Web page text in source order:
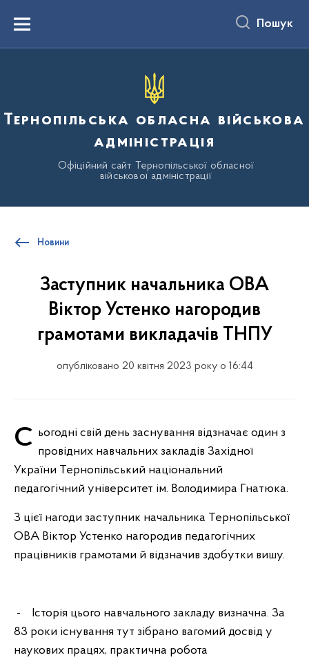
вмістуMenu Пошук
Тернопільська обласна військова
адміністрація
Офіційний сайт Тернопільської обласної
військової адміністрації
Новини
Заступник начальника ОВА
Віктор Устенко нагородив
грамотами викладачів ТНПУ
опубліковано 20 квітня 2023 року о 16:44
Сьогодні свій день заснування відзначає один з провідних навчальних закладів Західної
України Тернопільський національний
педагогічний університет ім. Володимира Гнатюка.
З цієї нагоди заступник начальника Тернопільської
ОВА Віктор Устенко нагородив педагогічних
працівників грамотами й відзначив здобутки вишу.
- Історія цього навчального закладу визначна. За
83 роки існування тут зібрано вагомий досвід у
наукових працях, практична робота